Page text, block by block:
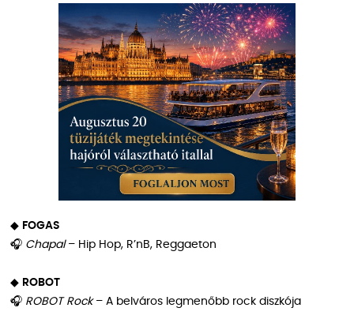
◆ FOGAS
🎧 Chapal– Hip Hop, R’nB, Reggaeton
◆ ROBOT
🎧 ROBOT Rock– A belváros legmenőbb rock diszkója